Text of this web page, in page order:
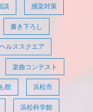
談 感染対策
書き下ろし
ルススクエア
楽曲コンテスト
館 浜松市
浜松科学館